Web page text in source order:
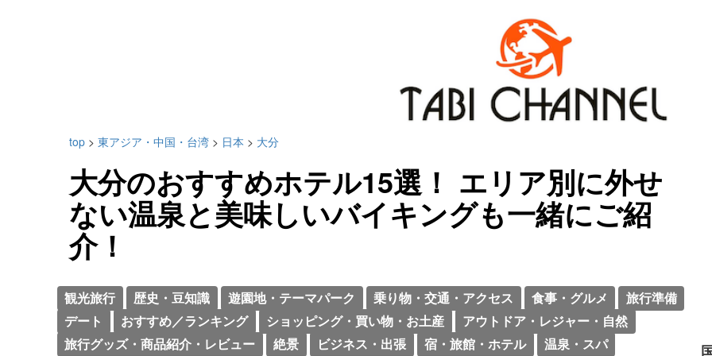
top > 東アジア・中国・台湾 > 日本 > 大分
大分のおすすめホテル15選！ エリア別に外せ
ない温泉と美味しいバイキングも一緒にご紹
介！
観光旅行 歴史・豆知識 遊園地・テーマパーク 乗り物・交通・アクセス 食事・グルメ
旅行準備
デート
おすすめ／ランキング ショッピング・買い物・お土産
アウトドア・レジャー・自然
旅行グッズ・商品紹介・レビュー
絶景 ビジネス・出張 宿・旅館・ホテル 温泉・スパ